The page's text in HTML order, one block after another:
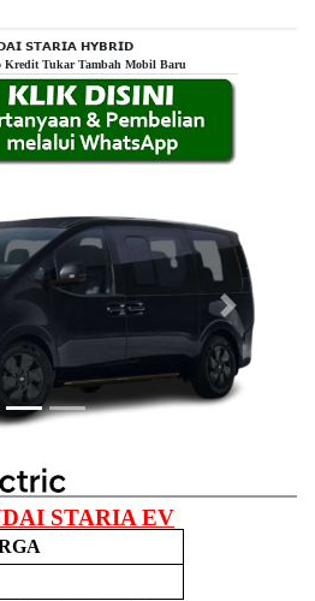
𝗦𝗧𝗔𝗥𝗜𝗔 𝗛𝗬𝗕𝗥𝗜𝗗
Kredit Tukar Tambah Mobil Baru
Next